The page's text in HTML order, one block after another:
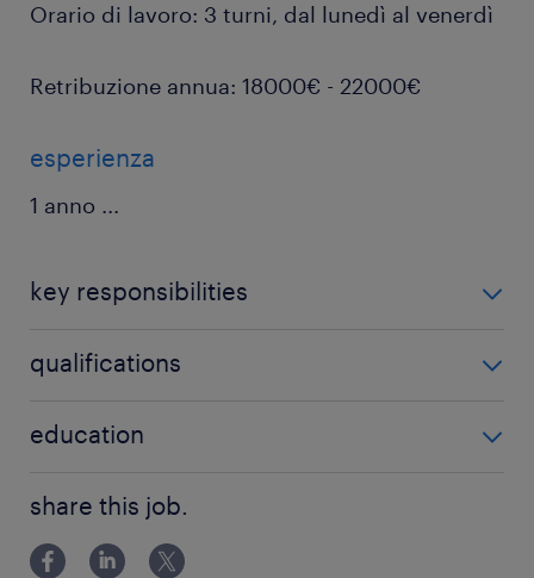
Orario di lavoro: 3 turni, dal lunedì al venerdì
Retribuzione annua: 18000€ - 22000€
esperienza
1 anno ...
key responsibilities
monitoraggio del corretto funzionamento della
qualifications
Patentino del muletto (Carrello Elevatore)
education
share this job.